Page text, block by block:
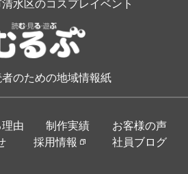
水区のコスプレイベント
のための地域情報紙
由 制作実績
お客様の声
採用情報
社員ブログ